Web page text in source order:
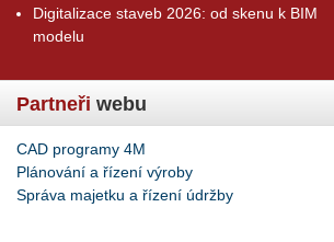
Digitalizace staveb 2026: od skenu k BIM
modelu
Partneři webu
CAD programy 4M
Plánování a řízení výroby
Správa majetku a řízení údržby